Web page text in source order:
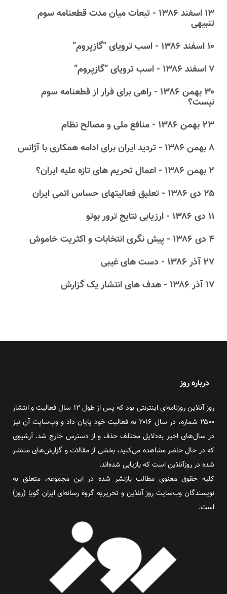
۱۳ اسفند ۱۳۸۶ - تبعات میان مدت قطعنامه سوم
تنبیهی
۱۰ اسفند ۱۳۸۶ - اسب ترویای‎ ‎‏”گازپروم”
۷ اسفند ۱۳۸۶ - اسب ترویای‎ ‎‏”گازپروم”
۳۰ بهمن ۱۳۸۶ - راهی برای فرار از قطعنامه سوم
نیست؟
۲۳ بهمن ۱۳۸۶ - منافع ملی و مصالح نظام
۸ بهمن ۱۳۸۶ - تردید ایران برای ادامه همکاری با آژانس
۲ بهمن ۱۳۸۶ - اعمال تحریم های تازه علیه ایران؟
۲۵ دى ۱۳۸۶ - تعلیق فعالیتهای حساس اتمی ایران
۱۱ دى ۱۳۸۶ - ارزیابی نتایج ترور بوتو
۴ دى ۱۳۸۶ - پیش نگری انتخابات و اکثریت خاموش
۲۷ آذر ۱۳۸۶ - دست‎ ‎های غیبی
۱۷ آذر ۱۳۸۶ - هدف‎ ‎های انتشار یک گزارش
درباره روز
روز آنلاین روزنامه‌ای اینترنتی بود که پس از طول ۱۲ سال فعالیت و انتشار
۲۵۰۰ شماره، در سال ۲۰۱۶ به فعالیت خود پایان داد و وب‌سایت آن نیز
در سال‌های اخیر به‌دلایل مختلف حذف و از دسترس خارج شد. آرشیوی
که در حال حاضر مشاهده می‌کنید، بخشی از مقالات و گزارش‌های منتشر
شده در روزآنلاین است که بازیابی شده‌اند.
کلیه حقوق معنوی مطالب بازنشر شده در این مجموعه، متعلق به
نویسندگان وب‌سایت روز آنلاین و تحریریه گروه رسانه‌ای ایران گویا (روز)
است.